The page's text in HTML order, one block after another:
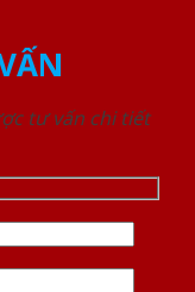
tư vấn chi tiết